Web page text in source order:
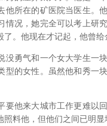
他所在的矿医院当医生。
情况，她完全可以考上研
。他现在才记起，他曾给
没勇气和一个女大学生一
型的女性。虽然他和秀一
要他来大城市工作更难以
照料他，但他们之间已明